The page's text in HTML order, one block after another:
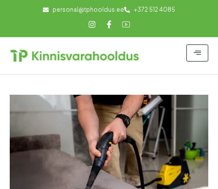
personal@tphooldus.ee +372 512 4085